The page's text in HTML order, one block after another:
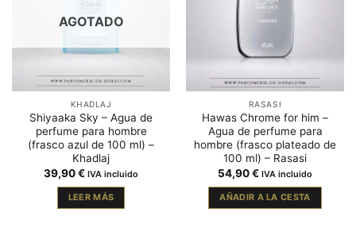
AGOTADO
KHADLAJ
Shiyaaka Sky – Agua de
perfume para hombre
(frasco azul de 100 ml) –
Khadlaj
39,90€ IVA incluido
LEER MÁS
RASASI
Hawas Chrome for him –
Agua de perfume para
hombre (frasco plateado de
100 ml) – Rasasi
54,90€ IVA incluido
AÑADIR A LA CESTA